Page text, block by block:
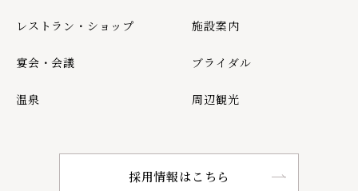
レストラン・ショップ
宴会・会議
温泉
施設案内
ブライダル
周辺観光
採用情報はこちら